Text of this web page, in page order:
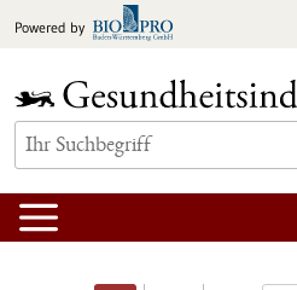
Inhalt
Powered by